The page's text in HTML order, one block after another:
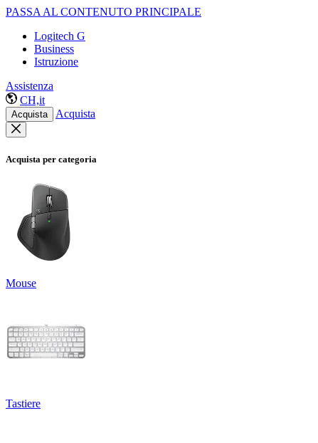
PASSA AL CONTENUTO PRINCIPALE
Logitech G
Business
Istruzione
Assistenza
CH,it
Acquista Acquista
Acquista per categoria
Mouse
Tastiere